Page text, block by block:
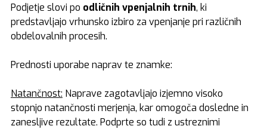
Podjetje slovi po odličnih vpenjalnih trnih, ki
predstavljajo vrhunsko izbiro za vpenjanje pri različnih
obdelovalnih procesih.
Prednosti uporabe naprav te znamke:
Natančnost: Naprave zagotavljajo izjemno visoko
stopnjo natančnosti merjenja, kar omogoča dosledne in
zanesljive rezultate. Podprte so tudi z ustreznimi